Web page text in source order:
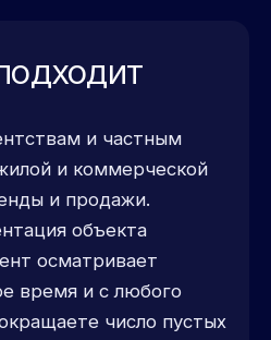
и частным
и коммерческой
и продажи.
объекта
осматривает
время и с любого
число пустых